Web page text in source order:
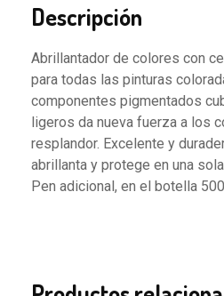
Descripción
Abrillantador de colores con
para todas las pinturas
componentes pigmentados
ligeros da nueva fuerza a los
resplandor. Excelente y
abrillanta y protege en una
Pen adicional, en el botella